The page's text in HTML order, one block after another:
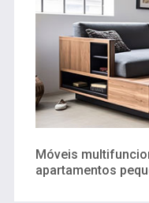
Móveis
apartamentos